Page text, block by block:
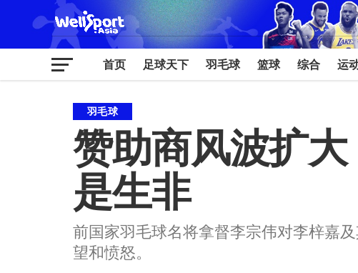
首页 足球天下 羽毛球 篮球 综合 运
羽毛球
赞助商风波扩
是生非
前国家羽毛球名将拿督李宗伟对李梓嘉
望和愤怒。